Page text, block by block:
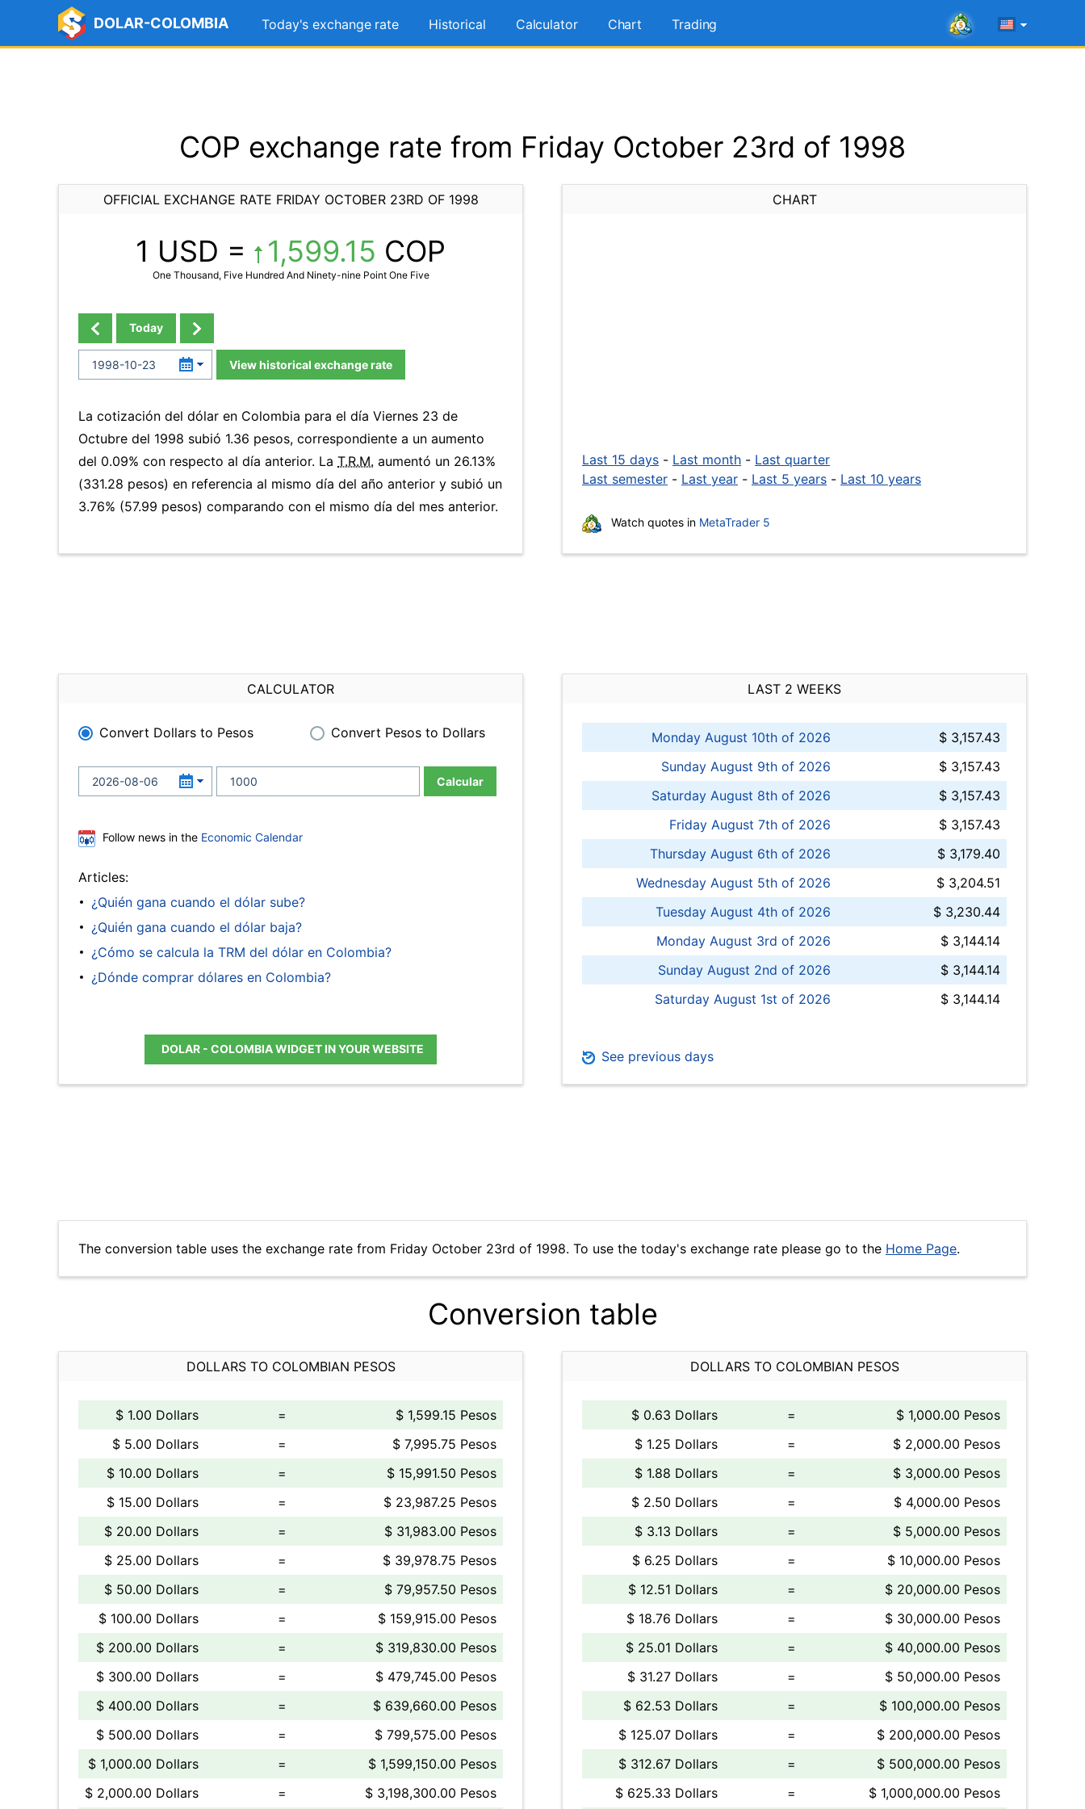
DOLAR-COLOMBIA Today's exchange rate Historical Calculator Chart Trading
COP exchange rate from Friday October 23rd of 1998
OFFICIAL EXCHANGE RATE FRIDAY OCTOBER 23RD OF 1998
1 USD = 1,599.15 COP
One Thousand, Five Hundred And Ninety-nine Point One Five
Today
View historical exchange rate
La cotización del dólar en Colombia para el día Viernes 23 de
Octubre del 1998 subió 1.36 pesos, correspondiente a un aumento
del 0.09% con respecto al día anterior. La T.R.M. aumentó un 26.13%
(331.28 pesos) en referencia al mismo día del año anterior y subió un
3.76% (57.99 pesos) comparando con el mismo día del mes anterior.
CHART
Last 15 days - Last month - Last quarter
Last semester - Last year - Last 5 years - Last 10 years
Watch quotes in MetaTrader 5
CALCULATOR
Convert Dollars to Pesos Convert Pesos to Dollars
Calcular
Follow news in the Economic Calendar
Articles:
¿Quién gana cuando el dólar sube?
¿Quién gana cuando el dólar baja?
¿Cómo se calcula la TRM del dólar en Colombia?
¿Dónde comprar dólares en Colombia?
DOLAR - COLOMBIA WIDGET IN YOUR WEBSITE
LAST 2 WEEKS
Monday August 10th of 2026
$ 3,157.43
Sunday August 9th of 2026
$ 3,157.43
Saturday August 8th of 2026
$ 3,157.43
Friday August 7th of 2026
$ 3,157.43
Thursday August 6th of 2026
$ 3,179.40
Wednesday August 5th of 2026
$ 3,204.51
Tuesday August 4th of 2026
$ 3,230.44
Monday August 3rd of 2026
$ 3,144.14
Sunday August 2nd of 2026
$ 3,144.14
Saturday August 1st of 2026
$ 3,144.14
See previous days
The conversion table uses the exchange rate from Friday October 23rd of 1998. To use the today's exchange rate please go to the Home Page.
Conversion table
DOLLARS TO COLOMBIAN PESOS
$ 1.00 Dollars =
$ 1,599.15 Pesos
$ 5.00 Dollars
=
$ 7,995.75 Pesos
$ 10.00 Dollars
=
$ 15,991.50 Pesos
$ 15.00 Dollars
=
$ 23,987.25 Pesos
$ 20.00 Dollars
=
$ 31,983.00 Pesos
$ 25.00 Dollars
=
$ 39,978.75 Pesos
$ 50.00 Dollars
=
$ 79,957.50 Pesos
$ 100.00 Dollars
=
$ 159,915.00 Pesos
$ 200.00 Dollars
=
$ 319,830.00 Pesos
$ 300.00 Dollars
=
$ 479,745.00 Pesos
$ 400.00 Dollars
=
$ 639,660.00 Pesos
$ 500.00 Dollars
=
$ 799,575.00 Pesos
$ 1,000.00 Dollars
=
$ 1,599,150.00 Pesos
$ 2,000.00 Dollars
= $ 3,198,300.00 Pesos
DOLLARS TO COLOMBIAN PESOS
$ 0.63 Dollars =
$ 1,000.00 Pesos
$ 1.25 Dollars
=
$ 2,000.00 Pesos
$ 1.88 Dollars
=
$ 3,000.00 Pesos
$ 2.50 Dollars
=
$ 4,000.00 Pesos
$ 3.13 Dollars
=
$ 5,000.00 Pesos
$ 6.25 Dollars
=
$ 10,000.00 Pesos
$ 12.51 Dollars
=
$ 20,000.00 Pesos
$ 18.76 Dollars
=
$ 30,000.00 Pesos
$ 25.01 Dollars
=
$ 40,000.00 Pesos
$ 31.27 Dollars
=
$ 50,000.00 Pesos
$ 62.53 Dollars
=
$ 100,000.00 Pesos
$ 125.07 Dollars
=
$ 200,000.00 Pesos
$ 312.67 Dollars
=
$ 500,000.00 Pesos
$ 625.33 Dollars
= $ 1,000,000.00 Pesos